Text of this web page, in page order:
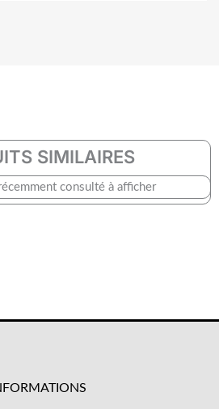
SIMILAIRES
consulté à afficher